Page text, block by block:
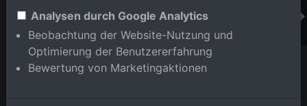
Analysen durch Google Analytics
Beobachtung der Website-Nutzung und
Optimierung der Benutzererfahrung
Bewertung von Marketingaktionen